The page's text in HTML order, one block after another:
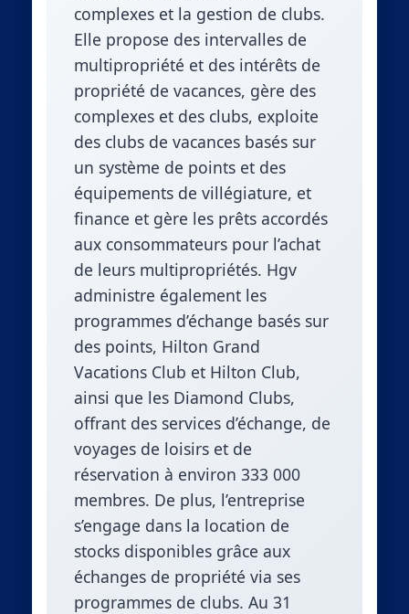
complexes et la gestion de clubs.
Elle propose des intervalles de
multipropriété et des intérêts de
propriété de vacances, gère des
complexes et des clubs, exploite
des clubs de vacances basés sur
un système de points et des
équipements de villégiature, et
finance et gère les prêts accordés
aux consommateurs pour l’achat
de leurs multipropriétés. Hgv
administre également les
programmes d’échange basés sur
des points, Hilton Grand
Vacations Club et Hilton Club,
ainsi que les Diamond Clubs,
offrant des services d’échange, de
voyages de loisirs et de
réservation à environ 333 000
membres. De plus, l’entreprise
s’engage dans la location de
stocks disponibles grâce aux
échanges de propriété via ses
programmes de clubs. Au 31